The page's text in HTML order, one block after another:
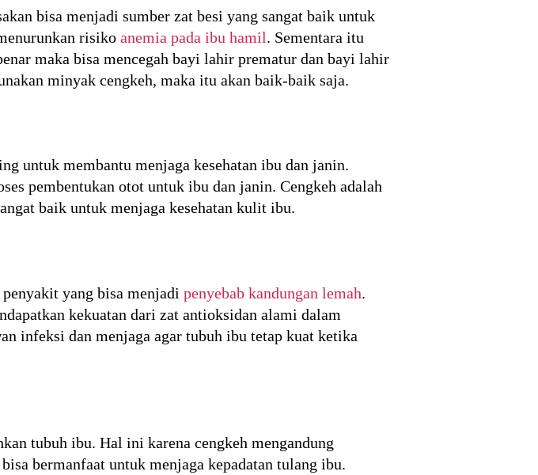
bisa menjadi sumber zat besi yang sangat baik untuk
risiko anemia pada ibu hamil. Sementara itu
maka bisa mencegah bayi lahir prematur dan bayi lahir
minyak cengkeh, maka itu akan baik-baik saja.
untuk membantu menjaga kesehatan ibu dan janin.
pembentukan otot untuk ibu dan janin. Cengkeh adalah
baik untuk menjaga kesehatan kulit ibu.
yang bisa menjadi penyebab kandungan lemah.
kekuatan dari zat antioksidan alami dalam
infeksi dan menjaga agar tubuh ibu tetap kuat ketika
tubuh ibu. Hal ini karena cengkeh mengandung
bermanfaat untuk menjaga kepadatan tulang ibu.